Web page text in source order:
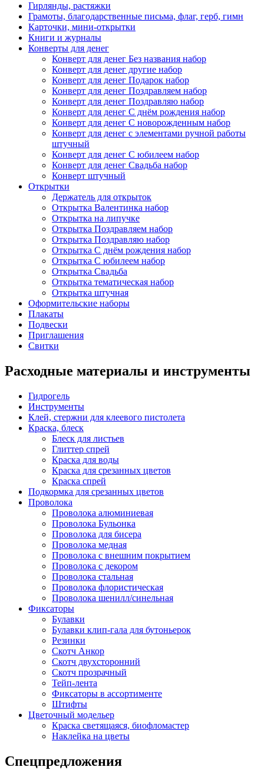
Гирлянды, растяжки
Грамоты, благодарственные письма, флаг, герб, гимн
Карточки, мини-открытки
Книги и журналы
Конверты для денег
Конверт для денег Без названия набор
Конверт для денег другие набор
Конверт для денег Подарок набор
Конверт для денег Поздравляем набор
Конверт для денег Поздравляю набор
Конверт для денег С днём рождения набор
Конверт для денег С новорожденным набор
Конверт для денег с элементами ручной работы
штучный
Конверт для денег С юбилеем набор
Конверт для денег Свадьба набор
Конверт штучный
Открытки
Держатель для открыток
Открытка Валентинка набор
Открытка на липучке
Открытка Поздравляем набор
Открытка Поздравляю набор
Открытка С днём рождения набор
Открытка С юбилеем набор
Открытка Свадьба
Открытка тематическая набор
Открытка штучная
Оформительские наборы
Плакаты
Подвески
Приглашения
Свитки
Расходные материалы и инструменты
Гидрогель
Инструменты
Клей, стержни для клеевого пистолета
Краска, блеск
Блеск для листьев
Глиттер спрей
Краска для воды
Краска для срезанных цветов
Краска спрей
Подкормка для срезанных цветов
Проволока
Проволока алюминиевая
Проволока Бульонка
Проволока для бисера
Проволока медная
Проволока с внешним покрытием
Проволока с декором
Проволока стальная
Проволока флористическая
Проволока шенилл/синельная
Фиксаторы
Булавки
Булавки клип-гала для бутоньерок
Резинки
Скотч Анкор
Скотч двухсторонний
Скотч прозрачный
Тейп-лента
Фиксаторы в ассортименте
Штифты
Цветочный модельер
Краска светящаяся, биофломастер
Наклейка на цветы
Спецпредложения